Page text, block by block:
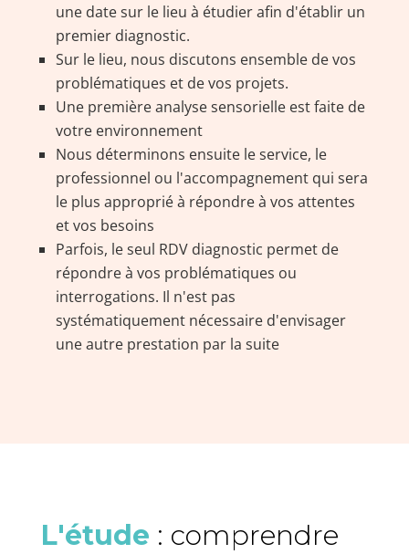
une date sur le lieu à étudier afin d'établir un
premier diagnostic.
Sur le lieu, nous discutons ensemble de vos
problématiques et de vos projets.
Une première analyse sensorielle est faite de
votre environnement
Nous déterminons ensuite le service, le
professionnel ou l'accompagnement qui sera
le plus approprié à répondre à vos attentes
et vos besoins
Parfois, le seul RDV diagnostic permet de
répondre à vos problématiques ou
interrogations. Il n'est pas
systématiquement nécessaire d'envisager
une autre prestation par la suite
L'étude : comprendre